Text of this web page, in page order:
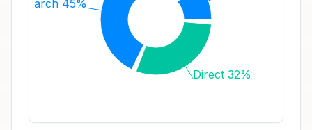
Search 45%
Direct 32%